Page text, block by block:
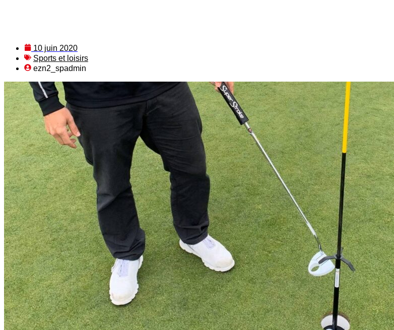
10 juin 2020
Sports et loisirs
ezn2_spadmin